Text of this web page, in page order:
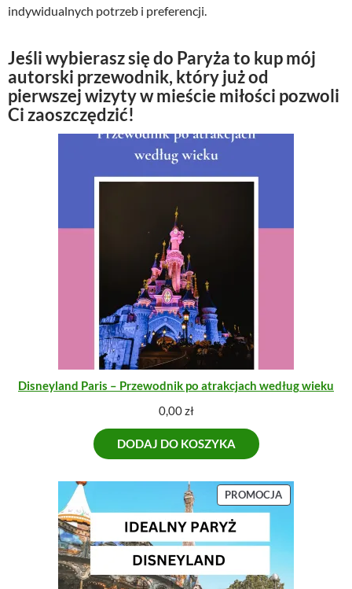
indywidualnych potrzeb i preferencji.
Jeśli wybierasz się do Paryża to kup mój
autorski przewodnik, który już od
pierwszej wizyty w mieście miłości pozwoli
Ci zaoszczędzić!
Disneyland Paris – Przewodnik po atrakcjach według wieku
0,00zł
DODAJ DO KOSZYKA
PROMOCJAP
R
T